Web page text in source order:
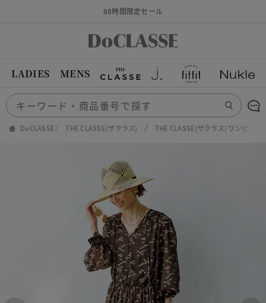
88時間限定セール
LADIES MENS
DoCLASSE THE CLASSE(ザクラス) THE CLASSE(ザクラス) ワンピース